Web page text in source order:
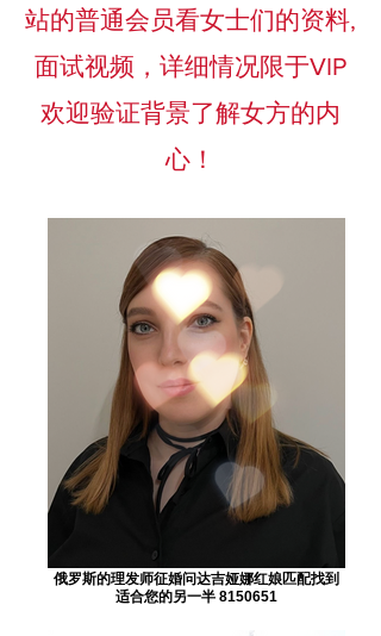
站的普通会员看女士们的资料,
面试视频，详细情况限于VIP
欢迎验证背景了解女方的内
心！
俄罗斯的理发师征婚问达吉娅娜红娘匹配找到
适合您的另一半 8150651